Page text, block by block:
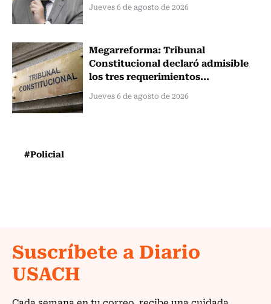
Jueves 6 de agosto de 2026
Megarreforma: Tribunal
Constitucional declaró admisible
los tres requerimientos...
Jueves 6 de agosto de 2026
#Policial